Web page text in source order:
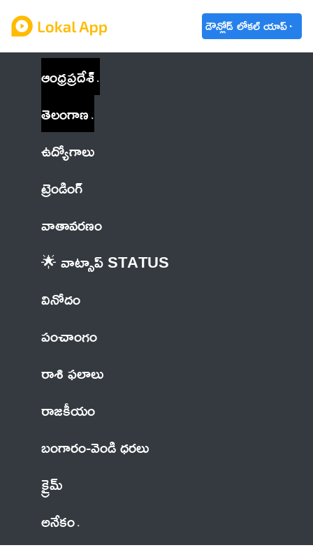
డౌన్లోడ్ లోకల్ యాప్
ఆంధ్రప్రదేశ్
తెలంగాణ
ఉద్యోగాలు
ట్రెండింగ్
వాతావరణం
🌟 వాట్సాప్ STATUS
వినోదం
పంచాంగం
రాశి ఫలాలు
రాజకీయం
బంగారం-వెండి ధరలు
క్రైమ్
అనేకం